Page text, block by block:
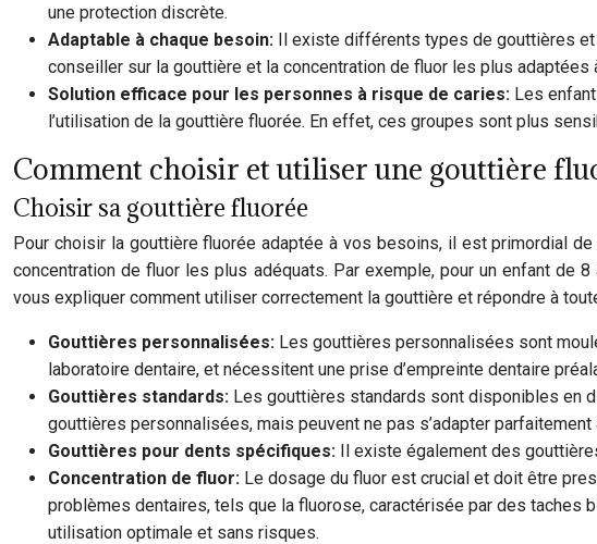
une protection discrète.
Adaptable à chaque besoin: Il existe différents types de gouttières et
conseiller sur la gouttière et la concentration de fluor les plus adaptées
Solution efficace pour les personnes à risque de caries: Les
l’utilisation de la gouttière fluorée. En effet, ces groupes sont plus
Comment choisir et utiliser une gouttière
Choisir sa gouttière fluorée
Pour choisir la gouttière fluorée adaptée à vos besoins, il est primordial
concentration de fluor les plus adéquats. Par exemple, pour un enfant de
vous expliquer comment utiliser correctement la gouttière et répondre à
Gouttières personnalisées: Les gouttières personnalisées sont
laboratoire dentaire, et nécessitent une prise d’empreinte dentaire
Gouttières standards: Les gouttières standards sont disponibles en
gouttières personnalisées, mais peuvent ne pas s’adapter
Gouttières pour dents spécifiques: Il existe également des
Concentration de fluor: Le dosage du fluor est crucial et doit être
problèmes dentaires, tels que la fluorose, caractérisée par des taches
utilisation optimale et sans risques.